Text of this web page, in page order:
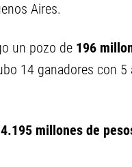
Aires.
un pozo de 196
14 ganadores con 5
4.195 millones de